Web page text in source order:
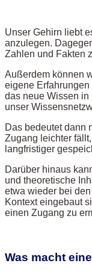
Unser Gehirn liebt
anzulegen.
Zahlen und Fakten
Außerdem können
eigene
das neue Wissen in
unser
Das bedeutet dann
Zugang leichter
langfristiger
Darüber hinaus
und theoretische
etwa wieder bei
Kontext eingebaut
einen Zugang zu
Was macht